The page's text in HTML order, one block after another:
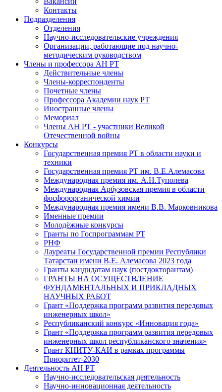
Контакты
Подразделения
Отделения
Научно-исследовательские учреждения
Организации, работающие под научно-
методическим руководством
Члены и профессора АН РТ
Действительные члены
Члены-корреспонденты
Почетные члены
Профессора Академии наук РТ
Иностранные члены
Мемориал
Члены АН РТ - участники Великой
Отечественной войны
Конкурсы
Государственная премия РТ в области науки и
техники
Государственная премия РТ им. В.Е.Алемасова
Международная премия им. А.Н.Туполева
Международная Арбузовская премия в области
фосфорорганической химии
Международная премия имени В.В. Марковникова
Именные премии
Молодёжные конкурсы
Гранты по Госпрограммам РТ
РНФ
Лауреаты Государственной премии Республики
Татарстан имени В.Е. Алемасова 2023 года
Гранты кандидатам наук (постдокторантам)
ГРАНТЫ НА ОСУЩЕСТВЛЕНИЕ
ФУНДАМЕНТАЛЬНЫХ И ПРИКЛАДНЫХ
НАУЧНЫХ РАБОТ
Грант «Поддержка программ развития передовых
инженерных школ»
Республиканский конкурс «Инновация года»
Грант «Поддержка программ развития передовых
инженерных школ республиканского значения»
Грант КНИТУ-КАИ в рамках программы
Приоритет-2030
Деятельность АН РТ
Научно-исследовательская деятельность
Научно-инновационная деятельность